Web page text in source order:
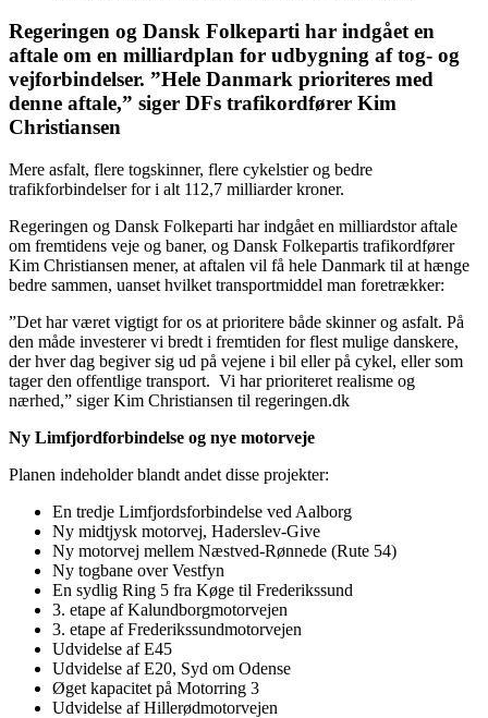
Regeringen og Dansk Folkeparti har indgået en
aftale om en milliardplan for udbygning af tog- og
vejforbindelser. ”Hele Danmark prioriteres med
denne aftale,” siger DFs trafikordfører Kim
Christiansen
Mere asfalt, flere togskinner, flere cykelstier og bedre
trafikforbindelser for i alt 112,7 milliarder kroner.
Regeringen og Dansk Folkeparti har indgået en milliardstor aftale
om fremtidens veje og baner, og Dansk Folkepartis trafikordfører
Kim Christiansen mener, at aftalen vil få hele Danmark til at hænge
bedre sammen, uanset hvilket transportmiddel man foretrækker:
”Det har været vigtigt for os at prioritere både skinner og asfalt. På
den måde investerer vi bredt i fremtiden for flest mulige danskere,
der hver dag begiver sig ud på vejene i bil eller på cykel, eller som
tager den offentlige transport. Vi har prioriteret realisme og
nærhed,” siger Kim Christiansen til regeringen.dk
Ny Limfjordforbindelse og nye motorveje
Planen indeholder blandt andet disse projekter:
En tredje Limfjordsforbindelse ved Aalborg
Ny midtjysk motorvej, Haderslev-Give
Ny motorvej mellem Næstved-Rønnede (Rute 54)
Ny togbane over Vestfyn
En sydlig Ring 5 fra Køge til Frederikssund
3. etape af Kalundborgmotorvejen
3. etape af Frederikssundmotorvejen
Udvidelse af E45
Udvidelse af E20, Syd om Odense
Øget kapacitet på Motorring 3
Udvidelse af Hillerødmotorvejen